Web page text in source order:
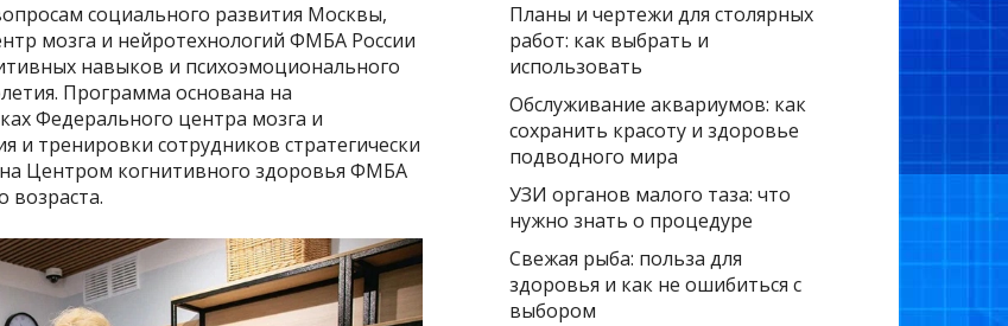
социального развития Москвы,
мозга и нейротехнологий ФМБА России
навыков и психоэмоционального
Программа основана на
Федерального центра мозга и
и тренировки сотрудников стратегически
Центром когнитивного здоровья ФМБА
возраста.
Планы и чертежи для столярных
работ: как выбрать и
использовать
Обслуживание аквариумов: как
сохранить красоту и здоровье
подводного мира
УЗИ органов малого таза: что
нужно знать о процедуре
Свежая рыба: польза для
здоровья и как не ошибиться с
выбором